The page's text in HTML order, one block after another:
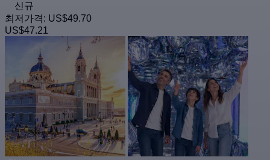
신규
최저가격: US$49.70
US$47.21